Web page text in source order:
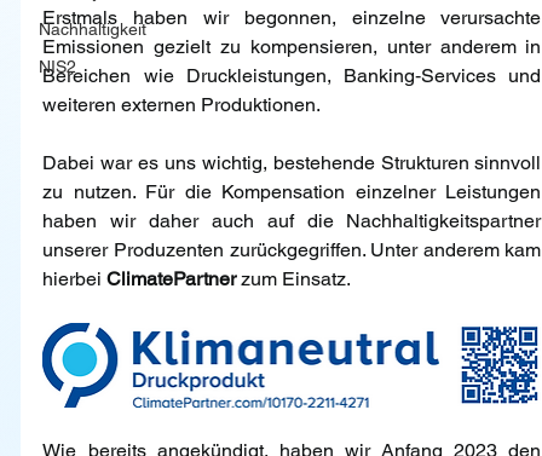
Nachhaltigkeit
NIS2
Erstmals haben wir begonnen, einzelne verursachte
Emissionen gezielt zu kompensieren, unter anderem in
Bereichen wie Druckleistungen, Banking‑Services und
weiteren externen Produktionen.
Dabei war es uns wichtig, bestehende Strukturen sinnvoll
zu nutzen. Für die Kompensation einzelner Leistungen
haben wir daher auch auf die Nachhaltigkeitspartner
unserer Produzenten zurückgegriffen. Unter anderem kam
hierbei ClimatePartner zum Einsatz.
Wie bereits angekündigt, haben wir Anfang 2023 den